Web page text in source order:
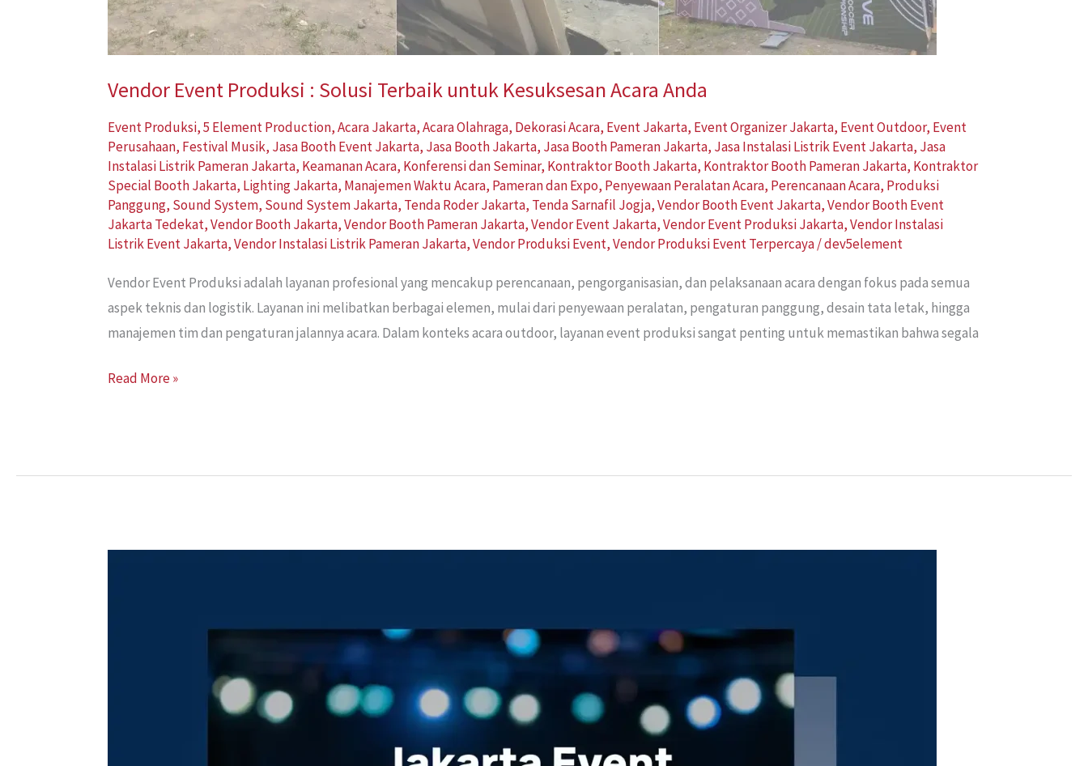
Vendor Event Produksi : Solusi Terbaik untuk Kesuksesan Acara Anda
Event Produksi,5 Element Production,Acara Jakarta,Acara Olahraga, Dekorasi Acara, Event Jakarta, Event Organizer Jakarta, Event Outdoor, Event
Perusahaan, Festival Musik, Jasa Booth Event Jakarta, Jasa Booth Jakarta, Jasa Booth Pameran Jakarta, Jasa Instalasi Listrik Event Jakarta, Jasa
Instalasi Listrik Pameran Jakarta, Keamanan Acara, Konferensi dan Seminar, Kontraktor Booth Jakarta, Kontraktor Booth Pameran Jakarta, Kontraktor
Special Booth Jakarta, Lighting Jakarta, Manajemen Waktu Acara, Pameran dan Expo, Penyewaan Peralatan Acara, Perencanaan Acara, Produksi
Panggung, Sound System, Sound System Jakarta, Tenda Roder Jakarta, Tenda Sarnafil Jogja,Vendor Booth Event Jakarta,Vendor Booth Event
Jakarta Tedekat,Vendor Booth Jakarta,Vendor Booth Pameran Jakarta,Vendor Event Jakarta,Vendor Event Produksi Jakarta,Vendor Instalasi
Listrik Event Jakarta,Vendor Instalasi Listrik Pameran Jakarta,Vendor Produksi Event,Vendor Produksi Event Terpercaya/dev5element
Vendor Event Produksi adalah layanan profesional yang mencakup perencanaan, pengorganisasian, dan pelaksanaan acara dengan fokus pada semua
aspek teknis dan logistik. Layanan ini melibatkan berbagai elemen, mulai dari penyewaan peralatan, pengaturan panggung, desain tata letak, hingga
manajemen tim dan pengaturan jalannya acara. Dalam konteks acara outdoor, layanan event produksi sangat penting untuk memastikan bahwa segala
Read More »